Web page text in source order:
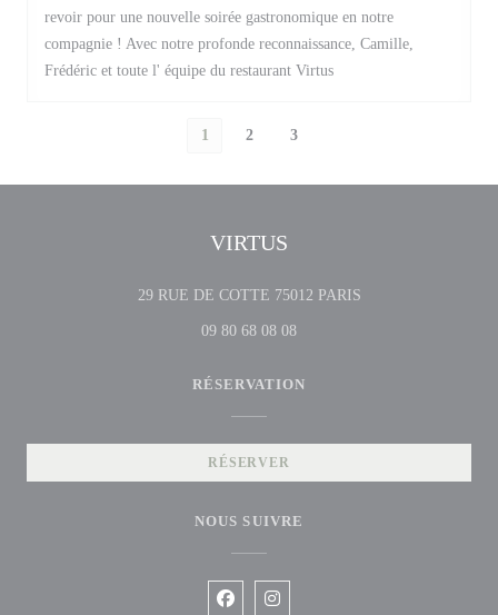
revoir pour une nouvelle soirée gastronomique en notre
compagnie ! Avec notre profonde reconnaissance, Camille,
Frédéric et toute l' équipe du restaurant Virtus
1 2 3
VIRTUS
29 RUE DE COTTE 75012 PARIS((ouvre une nouvelle
09 80 68 08 08
RÉSERVATION
RÉSERVER
NOUS SUIVRE
Facebook ((ouvre une nouvelle
Instagram ((ouvre une nouvelle